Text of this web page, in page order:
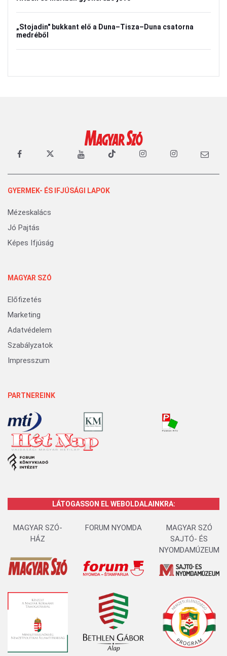
„Stojadin" bukkant elő a Duna–Tisza–Duna csatorna
medréből
GYERMEK- ÉS IFJÚSÁGI LAPOK
Mézeskalács
Jó Pajtás
Képes Ifjúság
MAGYAR SZÓ
Előfizetés
Marketing
Adatvédelem
Szabályzatok
Impresszum
PARTNEREINK
LÁTOGASSON EL WEBOLDALAINKRA:
MAGYAR SZÓ-
HÁZ
FORUM NYOMDA
MAGYAR SZÓ
SAJTÓ- ÉS
NYOMDAMÚZEUM